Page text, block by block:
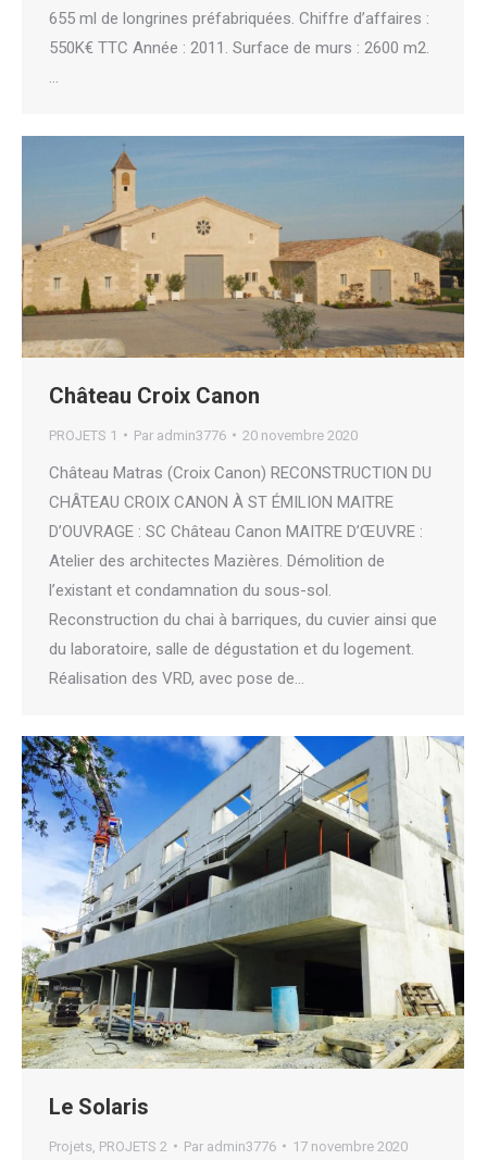
655 ml de longrines préfabriquées. Chiffre d’affaires :
550K€ TTC Année : 2011. Surface de murs : 2600 m2.
…
Château Croix Canon
PROJETS 1 Par admin3776 20 novembre 2020
Château Matras (Croix Canon) RECONSTRUCTION DU
CHÂTEAU CROIX CANON À ST ÉMILION MAITRE
D’OUVRAGE : SC Château Canon MAITRE D’ŒUVRE :
Atelier des architectes Mazières. Démolition de
l’existant et condamnation du sous-sol.
Reconstruction du chai à barriques, du cuvier ainsi que
du laboratoire, salle de dégustation et du logement.
Réalisation des VRD, avec pose de…
Le Solaris
Projets PROJETS 2 Par admin3776 17 novembre 2020